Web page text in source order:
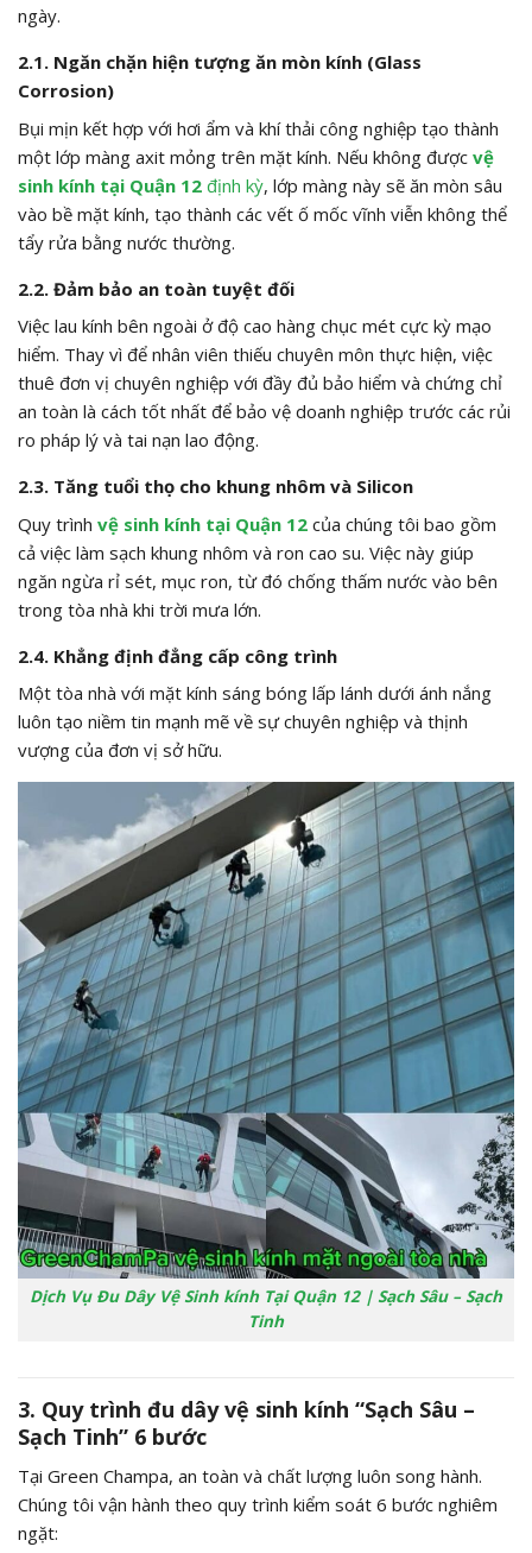
ngày.
2.1. Ngăn chặn hiện tượng ăn mòn kính (Glass
Corrosion)
Bụi mịn kết hợp với hơi ẩm và khí thải công nghiệp tạo thành
một lớp màng axit mỏng trên mặt kính. Nếu không được vệ
sinh kính tại Quận 12 định kỳ, lớp màng này sẽ ăn mòn sâu
vào bề mặt kính, tạo thành các vết ố mốc vĩnh viễn không thể
tẩy rửa bằng nước thường.
2.2. Đảm bảo an toàn tuyệt đối
Việc lau kính bên ngoài ở độ cao hàng chục mét cực kỳ mạo
hiểm. Thay vì để nhân viên thiếu chuyên môn thực hiện, việc
thuê đơn vị chuyên nghiệp với đầy đủ bảo hiểm và chứng chỉ
an toàn là cách tốt nhất để bảo vệ doanh nghiệp trước các rủi
ro pháp lý và tai nạn lao động.
2.3. Tăng tuổi thọ cho khung nhôm và Silicon
Quy trình vệ sinh kính tại Quận 12 của chúng tôi bao gồm
cả việc làm sạch khung nhôm và ron cao su. Việc này giúp
ngăn ngừa rỉ sét, mục ron, từ đó chống thấm nước vào bên
trong tòa nhà khi trời mưa lớn.
2.4. Khẳng định đẳng cấp công trình
Một tòa nhà với mặt kính sáng bóng lấp lánh dưới ánh nắng
luôn tạo niềm tin mạnh mẽ về sự chuyên nghiệp và thịnh
vượng của đơn vị sở hữu.
Dịch Vụ Đu Dây Vệ Sinh kính Tại Quận 12 | Sạch Sâu – Sạch
Tinh
3. Quy trình đu dây vệ sinh kính “Sạch Sâu –
Sạch Tinh” 6 bước
Tại Green Champa, an toàn và chất lượng luôn song hành.
Chúng tôi vận hành theo quy trình kiểm soát 6 bước nghiêm
ngặt: